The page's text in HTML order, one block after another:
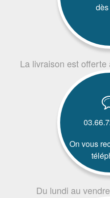
La livraison est
On vous
Du lundi au